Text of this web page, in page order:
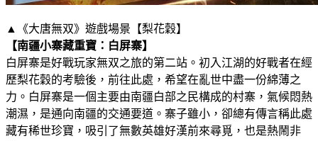
▲《大唐無双》遊戲場景【梨花穀】
【南疆小寨藏重寶：白屏寨】
白屏寨是好戰玩家無双之旅的第二站。初入江湖的好戰者在經
歷梨花穀的考驗後，前往此處，希望在亂世中盡一份綿薄之
力。白屏寨是一個主要由南疆白部之民構成的村寨，氣候悶熱
潮濕，是通向南疆的交通要道。寨子雖小，卻總有傳言稱此處
藏有稀世珍寶，吸引了無數英雄好漢前來尋覓，也是熱鬧非